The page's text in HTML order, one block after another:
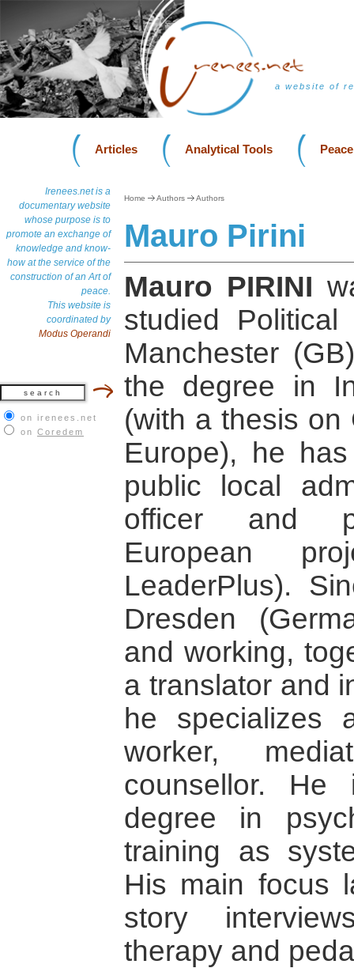
a website of
Articles Analytical Tools
Irenees.net is a
documentary website
whose purpose is to
promote an exchange of
knowledge and know-
how at the service of the
construction of an Art of
peace.
This website is
coordinated by
Modus Operandi
on irenees.net
on Coredem
Home Authors Authors
Mauro Pirini
Mauro PIRINI
studied
Manchester
the degree in
(with a thesis on
Europe), he
public local
officer and
European
LeaderPlus).
Dresden
and working,
a translator and
he specializes
worker,
counsellor.
degree in
training as
His main focus
story
therapy and